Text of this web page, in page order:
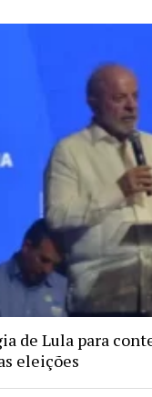
de Lula para
eleições